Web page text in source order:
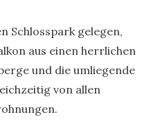
Schlosspark gelegen,
aus einen herrlichen
und die umliegende
von allen